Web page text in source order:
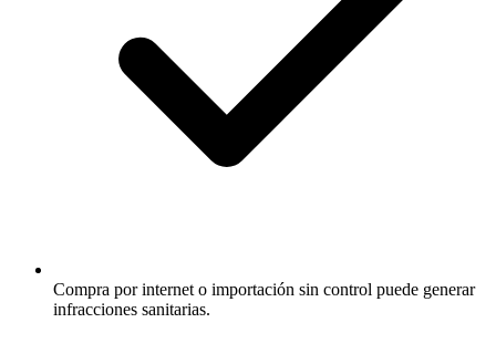
Compra por internet o importación sin control puede generar
infracciones sanitarias.